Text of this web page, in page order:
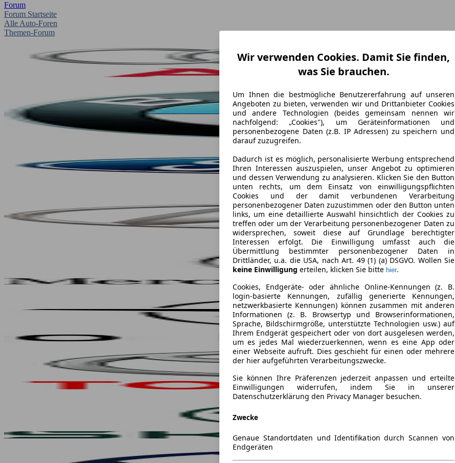
Forum
Forum Startseite
Alle Auto-Foren
Themen-Forum
Wir verwenden Cookies. Damit Sie finden,
was Sie brauchen.
Um Ihnen die bestmögliche Benutzererfahrung auf unseren
Angeboten zu bieten, verwenden wir und Drittanbieter Cookies
und andere Technologien (beides gemeinsam nennen wir
nachfolgend: „Cookies"), um Geräteinformationen und
personenbezogene Daten (z.B. IP Adressen) zu speichern und
darauf zuzugreifen.
Dadurch ist es möglich, personalisierte Werbung entsprechend
Ihren Interessen auszuspielen, unser Angebot zu optimieren
und dessen Verwendung zu analysieren. Klicken Sie den Button
unten rechts, um dem Einsatz von einwilligungspflichten
Cookies und der damit verbundenen Verarbeitung
personenbezogener Daten zuzustimmen oder den Button unten
links, um eine detaillierte Auswahl hinsichtlich der Cookies zu
treffen oder um der Verarbeitung personenbezogener Daten zu
widersprechen, soweit diese auf Grundlage berechtigter
Interessen erfolgt. Die Einwilligung umfasst auch die
Übermittlung bestimmter personenbezogener Daten in
Drittländer, u.a. die USA, nach Art. 49 (1) (a) DSGVO. Wollen Sie
keine Einwilligung erteilen, klicken Sie bitte hier.
Cookies, Endgeräte- oder ähnliche Online-Kennungen (z. B.
login-basierte Kennungen, zufällig generierte Kennungen,
netzwerkbasierte Kennungen) können zusammen mit anderen
Informationen (z. B. Browsertyp und Browserinformationen,
Sprache, Bildschirmgröße, unterstützte Technologien usw.) auf
Ihrem Endgerät gespeichert oder von dort ausgelesen werden,
um es jedes Mal wiederzuerkennen, wenn es eine App oder
einer Webseite aufruft. Dies geschieht für einen oder mehrere
der hier aufgeführten Verarbeitungszwecke.
Sie können Ihre Präferenzen jederzeit anpassen und erteilte
Einwilligungen widerrufen, indem Sie in unserer
Datenschutzerklärung den Privacy Manager besuchen.
Zwecke
Genaue Standortdaten und Identifikation durch Scannen von
Endgeräten